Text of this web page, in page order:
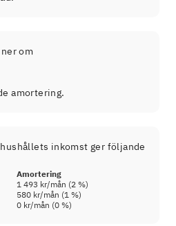
om
amortering.
inkomst ger följande
Amortering
1 493 kr/mån (2 %)
580 kr/mån (1 %)
0 kr/mån (0 %)